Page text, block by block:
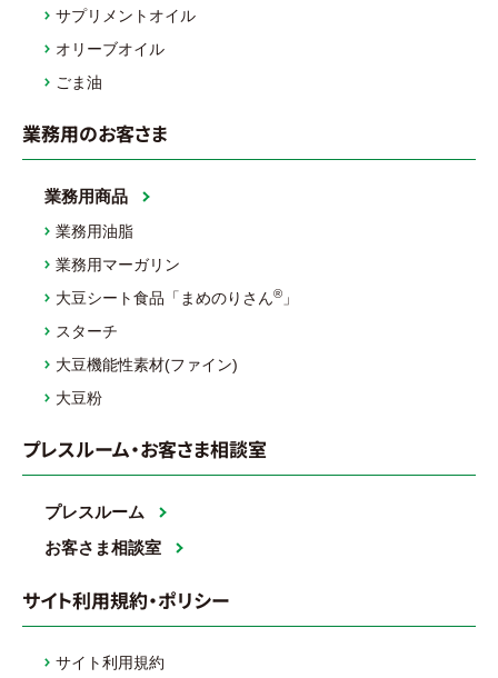
サプリメントオイル
オリーブオイル
ごま油
業務用のお客さま
業務用商品
業務用油脂
業務用マーガリン
大豆シート食品「まめのりさん® 」
スターチ
大豆機能性素材(ファイン)
大豆粉
プレスルーム・お客さま相談室
プレスルーム
お客さま相談室
サイト利用規約・ポリシー
サイト利用規約